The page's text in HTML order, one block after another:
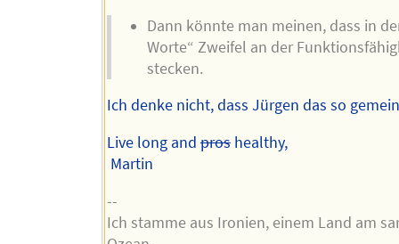
Dann könnte man meinen, dass in
Worte“ Zweifel an der
stecken.
Ich denke nicht, dass Jürgen das so
Live long andproshealthy,
Martin
--
Ich stamme aus Ironien, einem Land am